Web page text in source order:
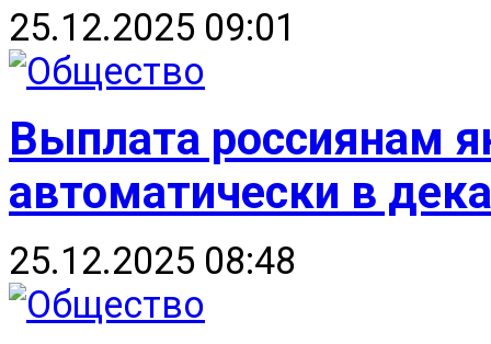
25.12.2025 09:01
Выплата россиянам
автоматически в
25.12.2025 08:48